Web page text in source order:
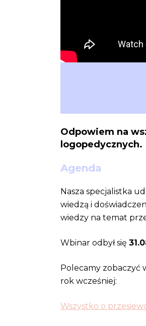
Odpowiem na
logopedycznych.
Agenda
Nasza specjalistka
wiedzą i
wiedzy na temat
Wbinar odbył się
Polecamy zobaczyć
rok wcześniej:
Wszystko o